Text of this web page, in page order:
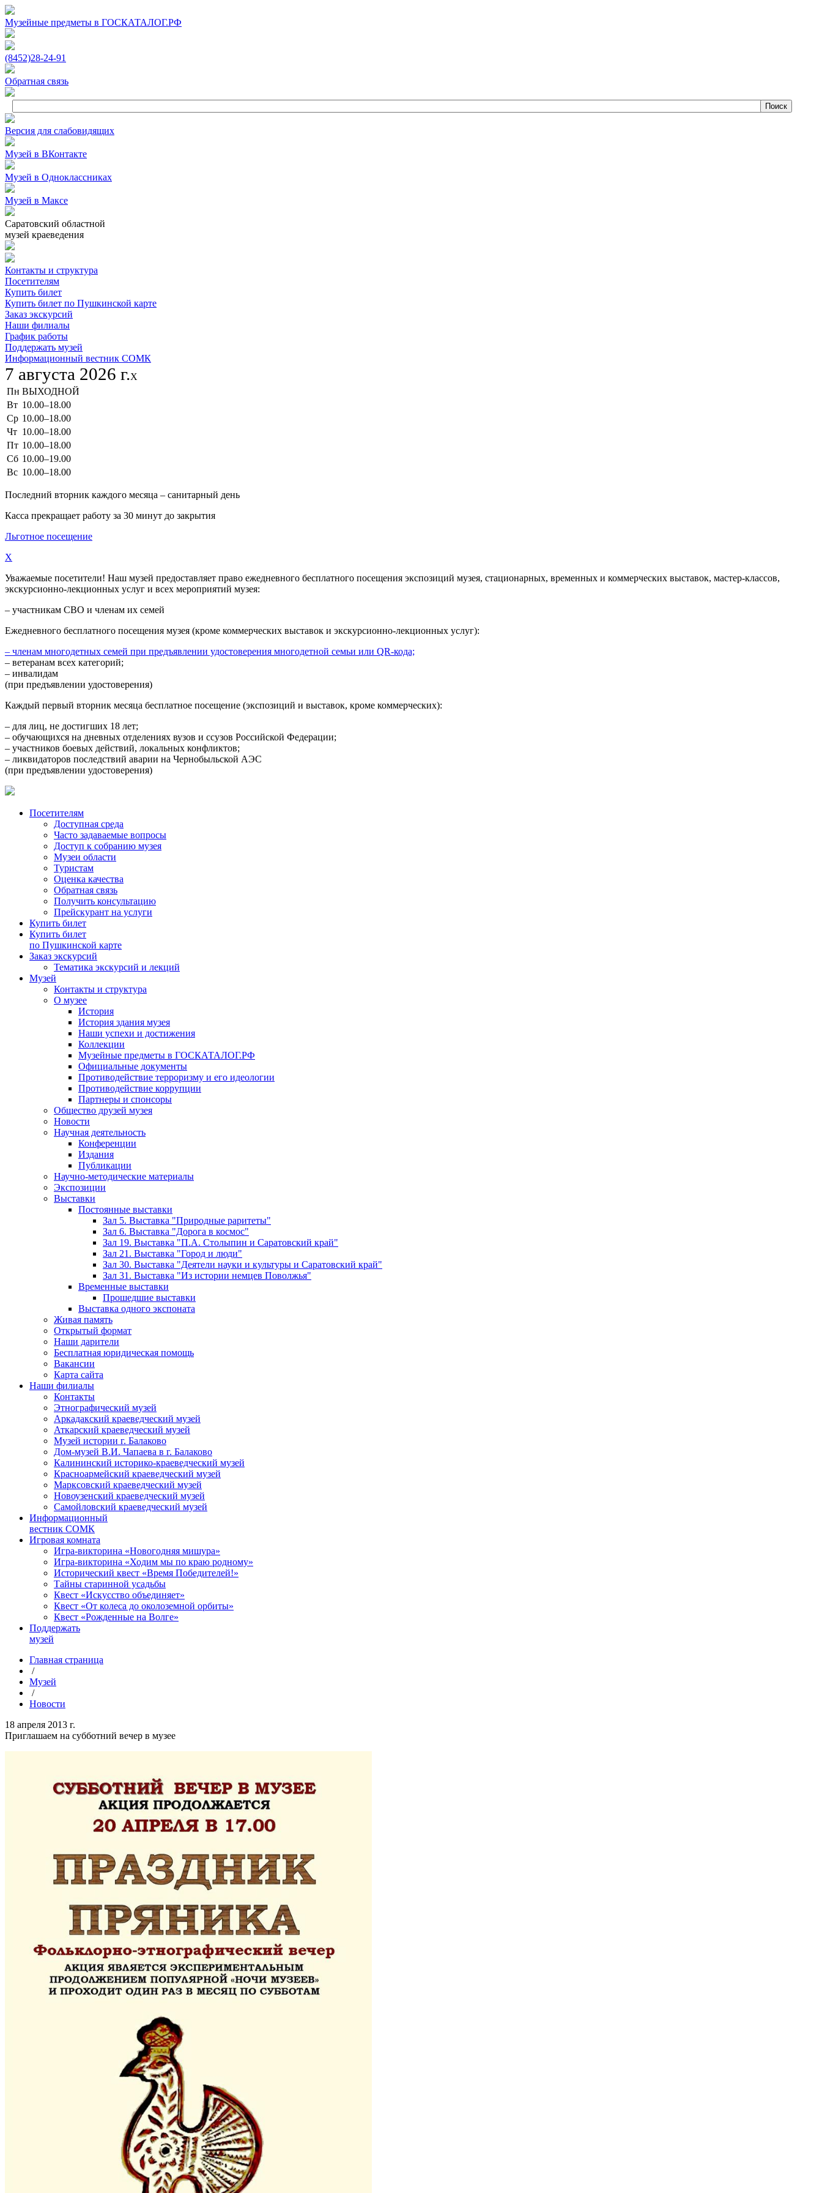
Музейные предметы в ГОСКАТАЛОГ.РФ
(8452)28‑24‑91
Обратная связь
Версия для слабовидящих
Музей в ВКонтакте
Музей в Одноклассниках
Музей в Максе
Саратовский областной
музей краеведения
Контакты и структура
Посетителям
Купить билет
Купить билет по Пушкинской карте
Заказ экскурсий
Наши филиалы
График работы
Поддержать музей
Информационный вестник СОМК
7 августа 2026 г.X
Пн ВЫХОДНОЙ
Вт 10.00–18.00
Ср 10.00–18.00
Чт 10.00–18.00
Пт 10.00–18.00
Сб 10.00–19.00
Вс 10.00–18.00
Последний вторник каждого месяца – санитарный день
Касса прекращает работу за 30 минут до закрытия
Льготное посещение
X
Уважаемые посетители! Наш музей предоставляет право ежедневного бесплатного посещения экспозиций музея, стационарных, временных и коммерческих выставок, мастер-классов,
экскурсионно-лекционных услуг и всех мероприятий музея:
– участникам СВО и членам их семей
Ежедневного бесплатного посещения музея (кроме коммерческих выставок и экскурсионно-лекционных услуг):
– членам многодетных семей при предъявлении удостоверения многодетной семьи или QR-кода;
– ветеранам всех категорий;
– инвалидам
(при предъявлении удостоверения)
Каждый первый вторник месяца бесплатное посещение (экспозиций и выставок, кроме коммерческих):
– для лиц, не достигших 18 лет;
– обучающихся на дневных отделениях вузов и ссузов Российской Федерации;
– участников боевых действий, локальных конфликтов;
– ликвидаторов последствий аварии на Чернобыльской АЭС
(при предъявлении удостоверения)
Посетителям
Доступная среда
Часто задаваемые вопросы
Доступ к собранию музея
Музеи области
Туристам
Оценка качества
Обратная связь
Получить консультацию
Прейскурант на услуги
Купить билет
Купить билет
по Пушкинской карте
Заказ экскурсий
Тематика экскурсий и лекций
Музей
Контакты и структура
О музее
История
История здания музея
Наши успехи и достижения
Коллекции
Музейные предметы в ГОСКАТАЛОГ.РФ
Официальные документы
Противодействие терроризму и его идеологии
Противодействие коррупции
Партнеры и спонсоры
Общество друзей музея
Новости
Научная деятельность
Конференции
Издания
Публикации
Научно-методические материалы
Экспозиции
Выставки
Постоянные выставки
Зал 5. Выставка "Природные раритеты"
Зал 6. Выставка "Дорога в космос"
Зал 19. Выставка "П.А. Столыпин и Саратовский край"
Зал 21. Выставка "Город и люди"
Зал 30. Выставка "Деятели науки и культуры и Саратовский край"
Зал 31. Выставка "Из истории немцев Поволжья"
Временные выставки
Прошедшие выставки
Выставка одного экспоната
Живая память
Открытый формат
Наши дарители
Бесплатная юридическая помощь
Вакансии
Карта сайта
Наши филиалы
Контакты
Этнографический музей
Аркадакский краеведческий музей
Аткарский краеведческий музей
Музей истории г. Балаково
Дом-музей В.И. Чапаева в г. Балаково
Калининский историко-краеведческий музей
Красноармейский краеведческий музей
Марксовский краеведческий музей
Новоузенский краеведческий музей
Самойловский краеведческий музей
Информационный
вестник СОМК
Игровая комната
Игра-викторина «Новогодняя мишура»
Игра-викторина «Ходим мы по краю родному»
Исторический квест «Время Победителей!»
Тайны старинной усадьбы
Квест «Искусство объединяет»
Квест «От колеса до околоземной орбиты»
Квест «Рожденные на Волге»
Поддержать
музей
Главная страница
/
Музей
/
Новости
18 апреля 2013 г.
Приглашаем на субботний вечер в музее